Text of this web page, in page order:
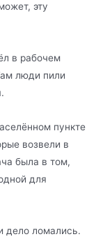
эту
в рабочем
люди пили
пункте
возвели в
была в том,
для
дело ломались.